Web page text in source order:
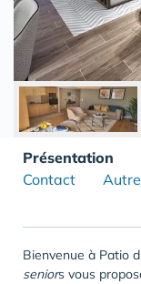
Présentation
Contact
Bienvenue à Patio
seniors vous